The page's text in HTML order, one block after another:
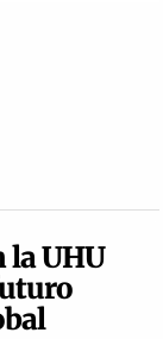
la UHU